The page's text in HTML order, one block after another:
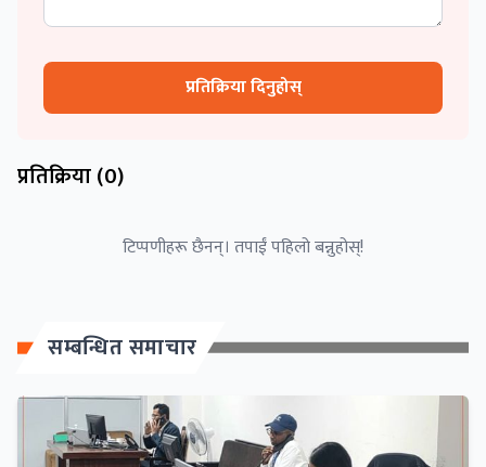
प्रतिक्रिया दिनुहोस्
प्रतिक्रिया (0)
टिप्पणीहरू छैनन्। तपाईं पहिलो बन्नुहोस्!
सम्बन्धित समाचार